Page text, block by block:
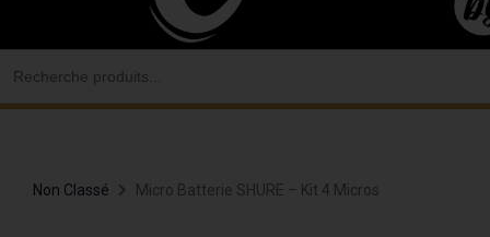
Non Classé Micro Batterie SHURE – Kit 4 Micros